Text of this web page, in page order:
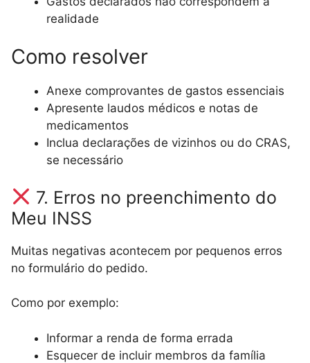
realidade
Como resolver
Anexe comprovantes de gastos essenciais
Apresente laudos médicos e notas de
medicamentos
Inclua declarações de vizinhos ou do CRAS,
se necessário
7. Erros no preenchimento do
Meu INSS
Muitas negativas acontecem por pequenos erros
no formulário do pedido.
Como por exemplo:
Informar a renda de forma errada
Esquecer de incluir membros da família